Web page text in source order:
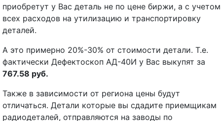
приобретут у Вас деталь не по цене биржи, а с учетом
всех расходов на утилизацию и транспортировку
деталей.
А это примерно 20%-30% от стоимости детали. Т.е.
фактически Дефектоскоп АД-40И у Вас выкупят за
767.58 руб.
Также в зависимости от региона цены будут
отличаться. Детали которые вы сдадите приемщикам
радиодеталей, отправляются на заводы по